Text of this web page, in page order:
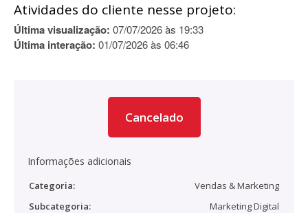
Atividades do cliente nesse projeto:
Última visualização: 07/07/2026 às 19:33
Última interação: 01/07/2026 às 06:46
Cancelado
Informações adicionais
Categoria:
Vendas & Marketing
Subcategoria:
Marketing Digital